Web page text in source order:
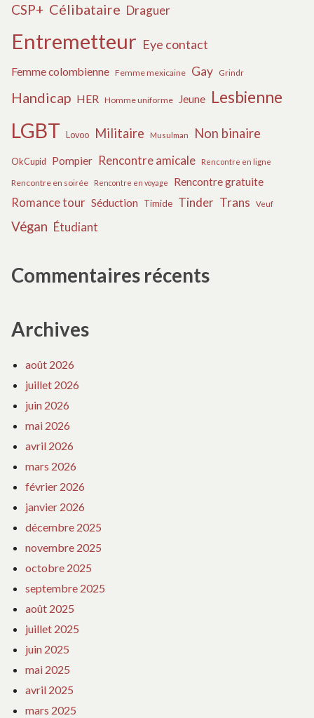
CSP+ Célibataire Draguer
Entremetteur Eye contact
Femme colombienne Femme mexicaine Gay Grindr
Handicap HER Homme uniforme Jeune Lesbienne
LGBT Lovoo Militaire Musulman Non binaire
OkCupid Pompier Rencontre amicale Rencontre en ligne
Rencontre en soirée Rencontre en voyage Rencontre gratuite
Romance tour Séduction Timide Tinder Trans Veuf
Végan Étudiant
Commentaires récents
Archives
août 2026
juillet 2026
juin 2026
mai 2026
avril 2026
mars 2026
février 2026
janvier 2026
décembre 2025
novembre 2025
octobre 2025
septembre 2025
août 2025
juillet 2025
juin 2025
mai 2025
avril 2025
mars 2025